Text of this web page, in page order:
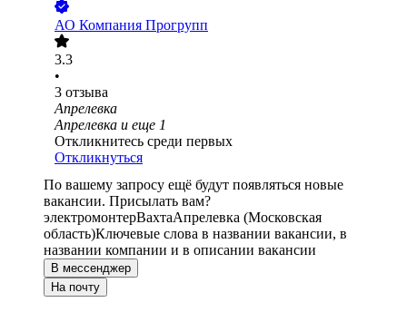
АО Компания Прогрупп
3.3
•
3 отзыва
Апрелевка
Апрелевка и еще 1
Откликнитесь среди первых
Откликнуться
По вашему запросу ещё будут появляться новые
вакансии. Присылать вам?
электромонтерВахтаАпрелевка (Московская
область)Ключевые слова в названии вакансии, в
названии компании и в описании вакансии
В мессенджер
На почту